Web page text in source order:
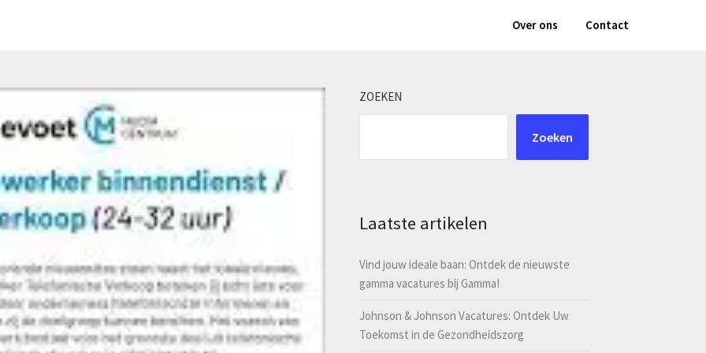
Over ons Contact
ZOEKEN
Zoeken
Laatste artikelen
Vind jouw ideale baan: Ontdek de nieuwste
gamma vacatures bij Gamma!
Johnson & Johnson Vacatures: Ontdek Uw
Toekomst in de Gezondheidszorg